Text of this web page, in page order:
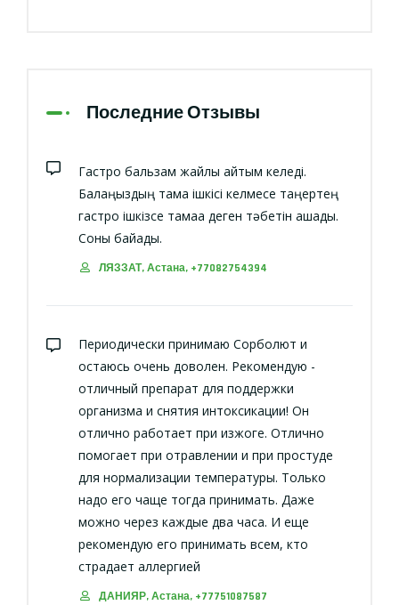
Последние Отзывы
Гастро бальзам жайлы айтқым келеді.
Балаңыздың тамақ ішкісі келмесе таңертең
гастро ішкізсе тамаққа деген тәбетін ашады.
Соны байқадық.
ЛЯЗЗАТ, Астана, +77082754394
Периодически принимаю Сорболют и
остаюсь очень доволен. Рекомендую -
отличный препарат для поддержки
организма и снятия интоксикации! Он
отлично работает при изжоге. Отлично
помогает при отравлении и при простуде
для нормализации температуры. Только
надо его чаще тогда принимать. Даже
можно через каждые два часа. И еще
рекомендую его принимать всем, кто
страдает аллергией
ДАНИЯР, Астана, +77751087587